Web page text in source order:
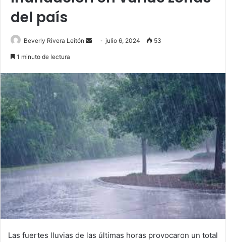
del país
Beverly Rivera Leitón
Sendjulio 6, 2024 53
1 minuto de lectura
Las fuertes lluvias de las últimas horas provocaron un total